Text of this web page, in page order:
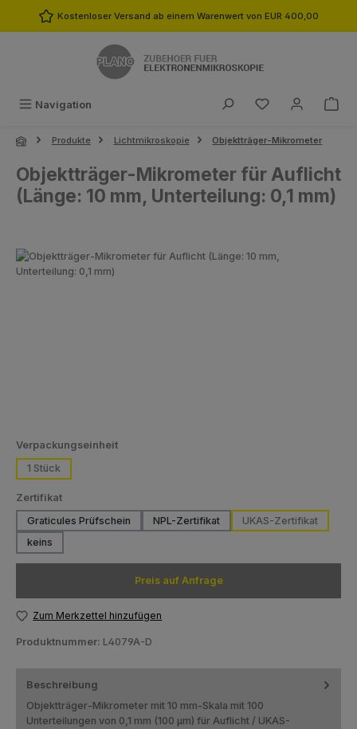
Zum Hauptinhalt springen
Kostenloser Versand ab einem Warenwert von EUR 400,00
Navigation Du hast 0
Produkte Lichtmikroskopie Objektträger-Mikrometer
Objektträger-Mikrometer für Auflicht
(Länge: 10 mm, Unterteilung: 0,1 mm)
Bildergalerie überspringen
Verpackungseinheitauswählen
1 Stück
Zertifikatauswählen
Graticules Prüfschein
NPL-Zertifikat
UKAS-Zertifikat
keins
Preis auf Anfrage
Zum Merkzettel hinzufügen
Produktnummer: L4079A-D
Beschreibung
Objektträger-Mikrometer mit 10 mm-Skala mit 100
Unterteilungen von 0,1 mm (100 µm) für Auflicht / UKAS-